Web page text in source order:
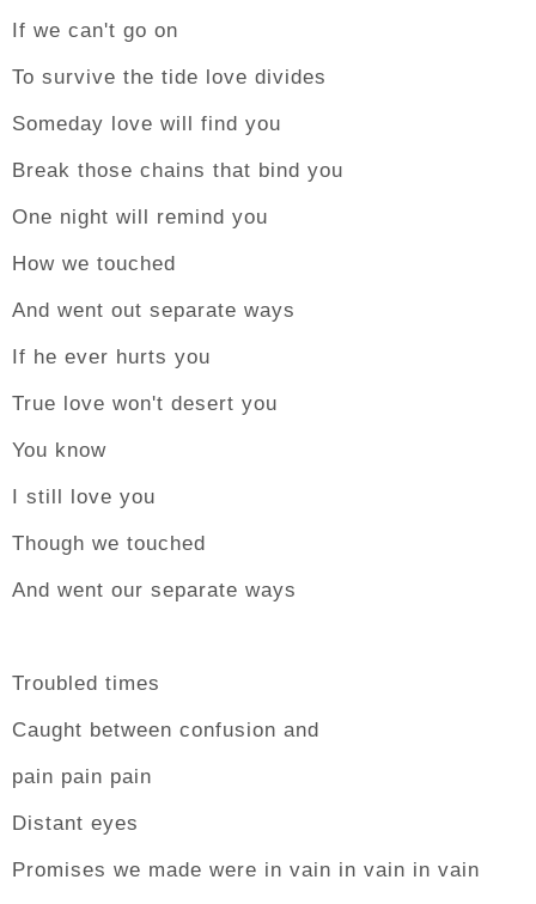
If we can't go on
To survive the tide love divides
Someday love will find you
Break those chains that bind you
One night will remind you
How we touched
And went out separate ways
If he ever hurts you
True love won't desert you
You know
I still love you
Though we touched
And went our separate ways
Troubled times
Caught between confusion and
pain pain pain
Distant eyes
Promises we made were in vain in vain in vain